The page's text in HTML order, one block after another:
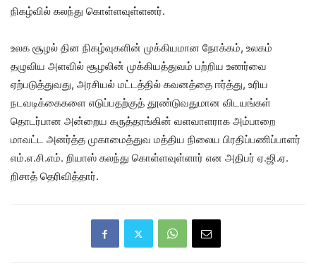
நிகழ்வில் கலந்து கொள்ளவுள்ளனர்.
உலக சூழல் தின நிகழ்வுகளின் முக்கியமான நோக்கம், உலகம்
தழுவிய அளவில் சூழலின் முக்கியத்துவம் பற்றிய உணர்வை
ஏற்படுத்துவது, அரசியல் மட்டத்தில் கவனத்தை ஈர்த்து, உரிய
நடவடிக்கைகளை எடுப்பதற்குத் தூண்டுவதுமான விடயங்கள்
தொடர்பான அன்றைய கருத்தரங்கின் வளவாளராக அம்பாறை
மாவட்ட அனர்த்த முகாமைத்துவ மத்திய நிலைய பிரதிப்பணிப்பாளர்
எம்.எ.சி.எம். றியாஸ் கலந்து கொள்ளவுள்ளார் என அதிபர் ஏ.ஜி.ஏ.
றிசாத் தெரிவித்தார்.